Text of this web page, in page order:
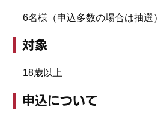
6名様 （申込多数の場合は抽選）
対象
18歳以上
申込について